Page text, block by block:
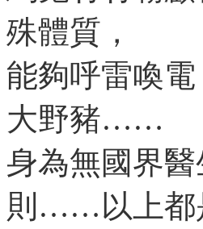
殊體質，
能夠呼雷喚
大野豬……
身為無國界
則……以上都